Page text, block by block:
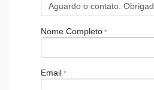
Bicicletário
Câmeras de Segurança
Elevador
Box de Praia
Hall Decorado e Mobiliado
Acessibilidade para PNE
Nome Completo
Email